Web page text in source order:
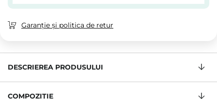
Garanție și politica de retur
DESCRIEREA PRODUSULUI
COMPOZIŢIE